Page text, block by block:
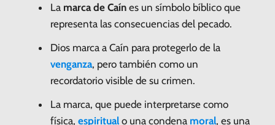
La marca de Caín es un símbolo bíblico que
representa las consecuencias del pecado.
Dios marca a Caín para protegerlo de la
venganza, pero también como un
recordatorio visible de su crimen.
La marca, que puede interpretarse como
física, espiritual o una condena moral, es una